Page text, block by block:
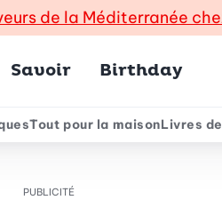
de la Méditerranée
Savoir Birthday
Tout pour la maisonLivres
PUBLICITÉ